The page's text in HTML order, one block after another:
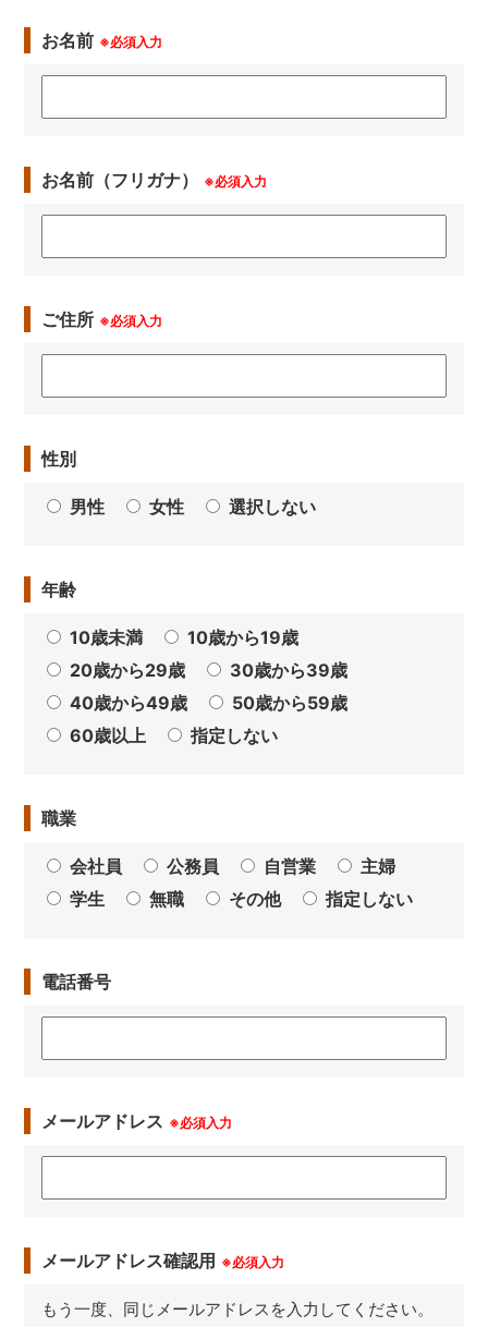
お名前 ※必須入力
お名前（フリガナ） ※必須入力
ご住所 ※必須入力
性別
男性 女性 選択しない
年齢
10歳未満
10歳から19歳
20歳から29歳
30歳から39歳
40歳から49歳
50歳から59歳
60歳以上
指定しない
職業
会社員 公務員 自営業
主婦
学生
無職 その他 指定しない
電話番号
メールアドレス ※必須入力
メールアドレス確認用 ※必須入力
もう一度、同じメールアドレスを入力してください。